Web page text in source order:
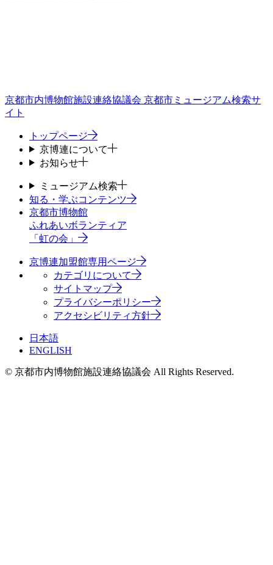
京都市内博物館施設連絡協議会 京都市ミュージアム検索サ
イト
トップページ
京博連について
お知らせ
ミュージアム検索
知る・学ぶコンテンツ
京都市博物館
ふれあいボランティア
「虹の会」
京博連加盟館専用ページ
カテゴリについて
サイトマップ
プライバシーポリシー
アクセシビリティ方針
日本語
ENGLISH
© 京都市内博物館施設連絡協議会 All Rights Reserved.